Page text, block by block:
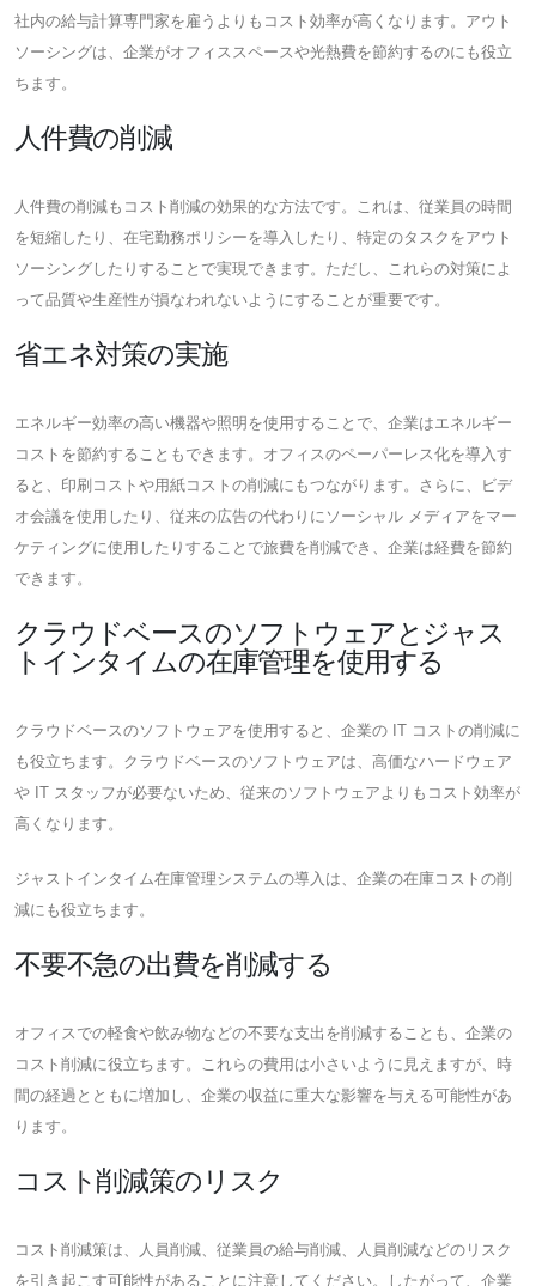
社内の給与計算専門家を雇うよりもコスト効率が高くなります。アウト
ソーシングは、企業がオフィススペースや光熱費を節約するのにも役立
ちます。
人件費の削減
人件費の削減もコスト削減の効果的な方法です。これは、従業員の時間
を短縮したり、在宅勤務ポリシーを導入したり、特定のタスクをアウト
ソーシングしたりすることで実現できます。ただし、これらの対策によ
って品質や生産性が損なわれないようにすることが重要です。
省エネ対策の実施
エネルギー効率の高い機器や照明を使用することで、企業はエネルギー
コストを節約することもできます。オフィスのペーパーレス化を導入す
ると、印刷コストや用紙コストの削減にもつながります。さらに、ビデ
オ会議を使用したり、従来の広告の代わりにソーシャル メディアをマー
ケティングに使用したりすることで旅費を削減でき、企業は経費を節約
できます。
クラウドベースのソフトウェアとジャス
トインタイムの在庫管理を使用する
クラウドベースのソフトウェアを使用すると、企業の IT コストの削減に
も役立ちます。クラウドベースのソフトウェアは、高価なハードウェア
や IT スタッフが必要ないため、従来のソフトウェアよりもコスト効率が
高くなります。
ジャストインタイム在庫管理システムの導入は、企業の在庫コストの削
減にも役立ちます。
不要不急の出費を削減する
オフィスでの軽食や飲み物などの不要な支出を削減することも、企業の
コスト削減に役立ちます。これらの費用は小さいように見えますが、時
間の経過とともに増加し、企業の収益に重大な影響を与える可能性があ
ります。
コスト削減策のリスク
コスト削減策は、人員削減、従業員の給与削減、人員削減などのリスク
を引き起こす可能性があることに注意してください。したがって、企業